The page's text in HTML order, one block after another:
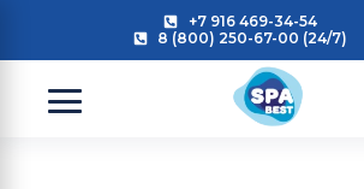
+7 916 469-34-54
8 (800) 250-67-00 (24/7)